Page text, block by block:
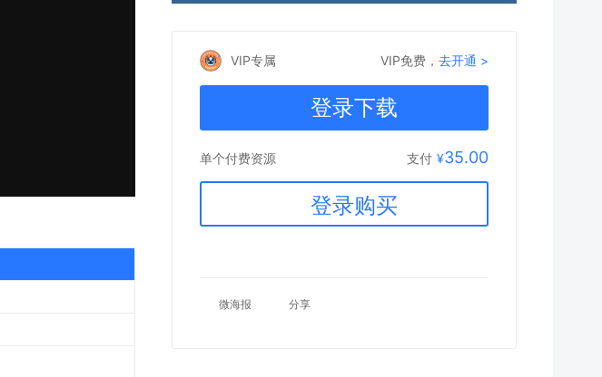
VIP专属 VIP免费，去开通 >
登录下载
单个付费资源 支付 ¥35.00
登录购买
微海报 分享